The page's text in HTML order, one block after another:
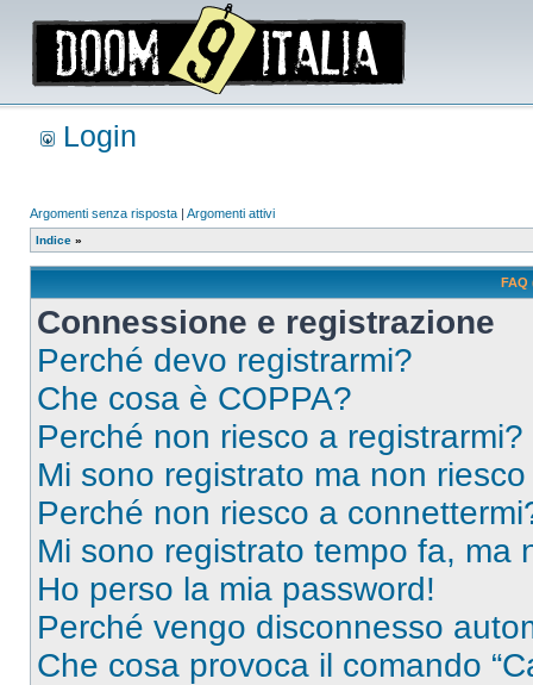
Login
Argomenti senza risposta | Argomenti attivi
Indice »
FAQ
Connessione e registrazione
Perché devo registrarmi?
Che cosa è COPPA?
Perché non riesco a registrarmi?
Mi sono registrato ma non
Perché non riesco a
Mi sono registrato tempo fa, ma
Ho perso la mia password!
Perché vengo disconnesso
Che cosa provoca il comando